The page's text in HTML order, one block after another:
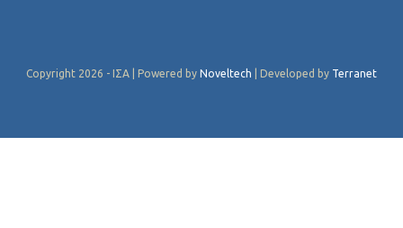
Copyright 2026 - ΙΣΑ | Powered by Noveltech | Developed by Terranet